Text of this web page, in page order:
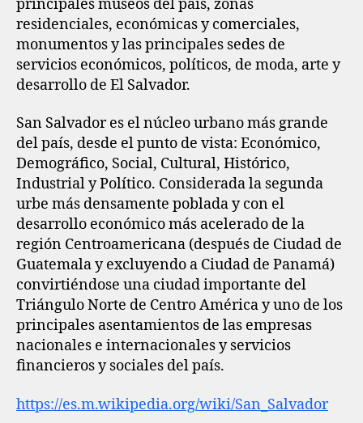
principales museos del país, zonas
residenciales, económicas y comerciales,
monumentos y las principales sedes de
servicios económicos, políticos, de moda, arte y
desarrollo de El Salvador.
San Salvador es el núcleo urbano más grande
del país, desde el punto de vista: Económico,
Demográfico, Social, Cultural, Histórico,
Industrial y Político. Considerada la segunda
urbe más densamente poblada y con el
desarrollo económico más acelerado de la
región Centroamericana (después de Ciudad de
Guatemala y excluyendo a Ciudad de Panamá)
convirtiéndose una ciudad importante del
Triángulo Norte de Centro América y uno de los
principales asentamientos de las empresas
nacionales e internacionales y servicios
financieros y sociales del país.
https://es.m.wikipedia.org/wiki/San_Salvador